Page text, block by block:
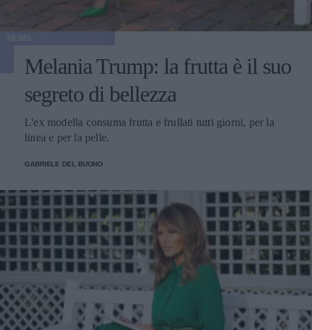
Melania Trump: la frutta è il suo
segreto di bellezza
L'ex modella consuma frutta e frullati tutti giorni, per la
linea e per la pelle.
GABRIELE DEL BUONO